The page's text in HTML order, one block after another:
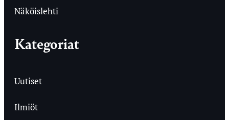
Näköislehti
Kategoriat
Uutiset
Ilmiöt